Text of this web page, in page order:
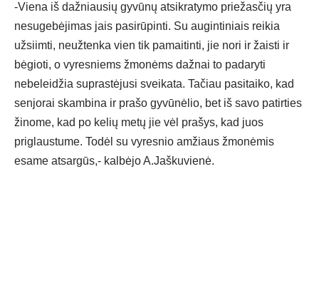
-Viena iš dažniausių gyvūnų atsikratymo priežasčių yra
nesugebėjimas jais pasirūpinti. Su augintiniais reikia
užsiimti, neužtenka vien tik pamaitinti, jie nori ir žaisti ir
bėgioti, o vyresniems žmonėms dažnai to padaryti
nebeleidžia suprastėjusi sveikata. Tačiau pasitaiko, kad
senjorai skambina ir prašo gyvūnėlio, bet iš savo patirties
žinome, kad po kelių metų jie vėl prašys, kad juos
priglaustume. Todėl su vyresnio amžiaus žmonėmis
esame atsargūs,- kalbėjo A.Jaškuvienė.